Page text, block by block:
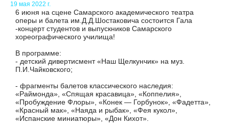
19 мая 2022 г.
6 июня на сцене Самарского академического театра
оперы и балета им.Д.Д.Шостаковича состоится Гала
-концерт студентов и выпускников Самарского
хореографического училища!
В программе:
- детский дивертисмент «Наш Щелкунчик» на муз.
П.И.Чайковского;
- фрагменты балетов классического наследия:
«Раймонда», «Спящая красавица», «Коппелия»,
«Пробуждение Флоры», «Конек — Горбунок», «Фадетта»,
«Красный мак», «Наяда и рыбак», «Фея кукол»,
«Испанские миниатюры», «Дон Кихот».